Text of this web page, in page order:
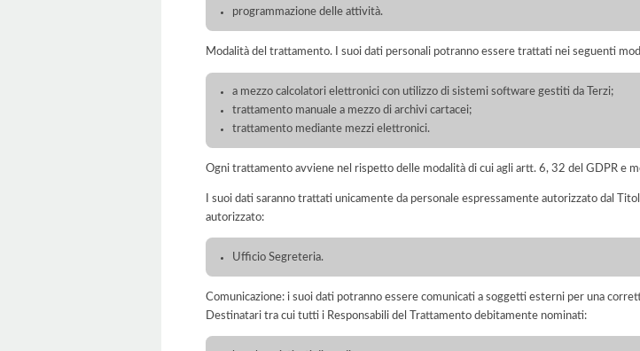
programmazione delle attività.
Modalità del trattamento. I suoi dati personali potranno essere trattati nei seguenti
a mezzo calcolatori elettronici con utilizzo di sistemi software gestiti da Terzi;
trattamento manuale a mezzo di archivi cartacei;
trattamento mediante mezzi elettronici.
Ogni trattamento avviene nel rispetto delle modalità di cui agli artt. 6, 32 del GDPR e
I suoi dati saranno trattati unicamente da personale espressamente autorizzato dal
autorizzato:
Ufficio Segreteria.
Comunicazione: i suoi dati potranno essere comunicati a soggetti esterni per una
Destinatari tra cui tutti i Responsabili del Trattamento debitamente nominati: